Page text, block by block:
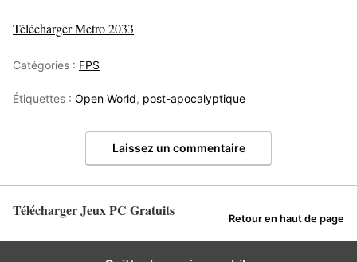
Télécharger Metro 2033
Catégories : FPS
Étiquettes : Open World, post-apocalyptique
Laissez un commentaire
Télécharger Jeux PC Gratuits Retour en haut de page